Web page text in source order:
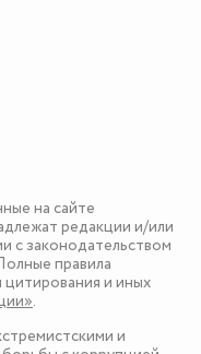
на сайте
редакции и/или
с законодательством
правила
цитирования и иных
.
и